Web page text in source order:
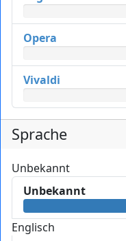
Opera
Vivaldi
Sprache
Unbekannt
Unbekannt
Englisch